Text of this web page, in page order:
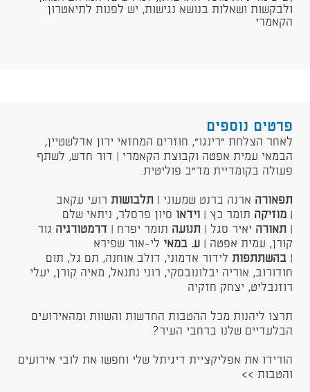
ולבקשות ושאלות בנושא נגישות, יש לפנות לתיאטרון
הקאמרי
פרטים נוספים
​לאחר הצלחת "רינגו", חוזרים המחזאי ירון אדלשטיין,
הבמאי עמית אפטה וקבוצת הקאמרי | דור חדש, לשתף
פעולה בקומדיית מד"ב פוליטית.
תפאורה ארנה ברנט שמעוני | תלבושות רועי עקאב
מוזיקה תומר כץ | וידאו סיון פרסלר, ניתאי שלם
תאורה יאיר סגל | תנועה תומר יפרח | דרמטורגיה גור
קורן, עמית אפטה | ע. במאי לי-אור שפירא
בהשתתפות לידור אדמוני, דולב אוחנה, תם גל, תום
חודורוב, אוריה יבלונובסקי, רוני נתנאל, מאיה קורן, יעלי
רוזנבליט, יצחק חזקיה​
תרצו ליהנות מכל ההטבות החדשות והשוות ומהאירועים
הבלעדיים שלנו ברחבי העיר?
הורידו את אפליקציית דיגיתל שלי וחפשו את לובי אירועים
והטבות >>